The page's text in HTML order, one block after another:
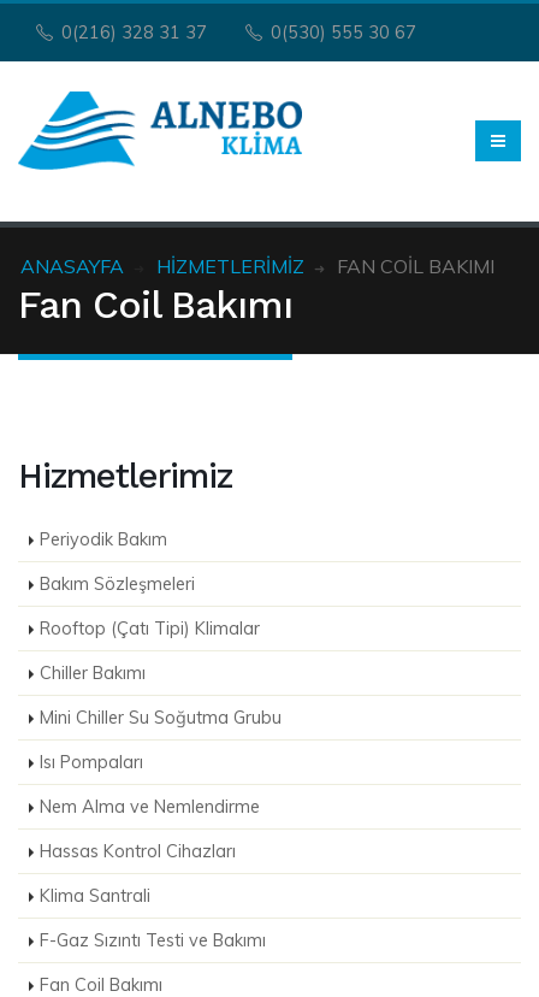
0(216) 328 31 37 0(530) 555 30 67
ANASAYFA HIZMETLERIMIZ FAN COIL BAKIMI
Fan Coil Bakımı
Hizmetlerimiz
Periyodik Bakım
Bakım Sözleşmeleri
Rooftop (Çatı Tipi) Klimalar
Chiller Bakımı
Mini Chiller Su Soğutma Grubu
Isı Pompaları
Nem Alma ve Nemlendirme
Hassas Kontrol Cihazları
Klima Santrali
F-Gaz Sızıntı Testi ve Bakımı
Fan Coil Bakımı